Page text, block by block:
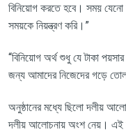
বিনিয়োগ করতে হবে। সময় যেনো
সময়কে নিয়ন্ত্রণ করি। ”
“বিনিয়োগ অর্থ শুধু যে টাকা পয়সার
জন্য আমাদের নিজেদের গড়ে
অনুষ্ঠানের মধ্যে ছিলো দলীয়
দলীয় আলোচনায় অংশ নেয়। এই